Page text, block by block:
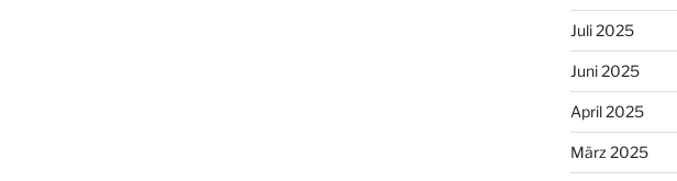
Juli 2025
Juni 2025
April 2025
März 2025